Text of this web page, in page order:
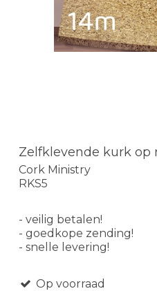
Zelfklevende kurk op
Cork Ministry
RKS5
- veilig betalen!
- goedkope zending!
- snelle levering!
Op voorraad